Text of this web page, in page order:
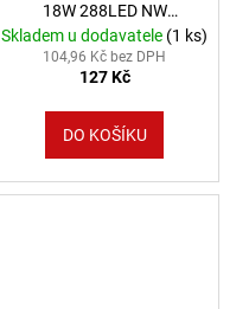
18W 288LED NW
26X1000 2R SPECTRUM
Skladem u dodavatele (1 ks)
104,96 Kč bez DPH
127 Kč
DO KOŠÍKU